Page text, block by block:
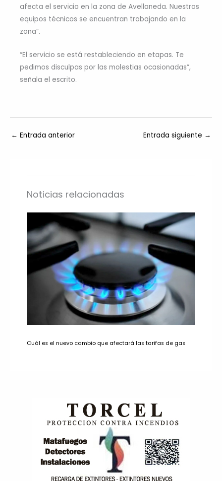
afecta el servicio en la zona de Avellaneda. Nuestros
equipos técnicos se encuentran trabajando en la
zona”.
“El servicio se está restableciendo en etapas. Te
pedimos disculpas por las molestias ocasionadas”,
señala el escrito.
← Entrada anterior Entrada siguiente →
Noticias relacionadas
Cuál es el nuevo cambio que afectará las tarifas de gas